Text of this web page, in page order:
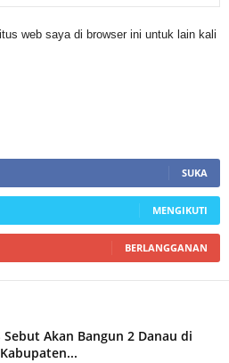
web saya di browser ini untuk lain kali
SUKA
MENGIKUTI
BERLANGGANAN
Akan Bangun 2 Danau di